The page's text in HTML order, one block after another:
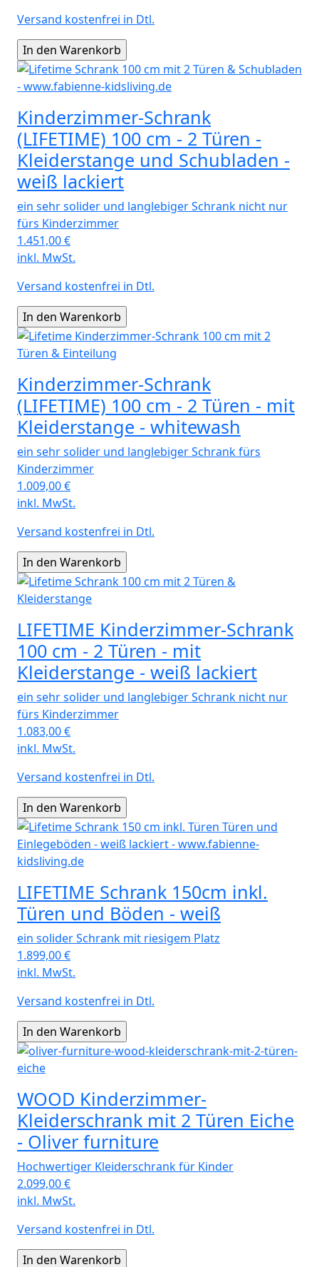
Versand kostenfrei in Dtl.
Kinderzimmer-Schrank
(LIFETIME) 100 cm - 2 Türen -
Kleiderstange und Schubladen -
weiß lackiert
ein sehr solider und langlebiger Schrank nicht nur
fürs Kinderzimmer
1.451,00€
inkl. MwSt.
Versand kostenfrei in Dtl.
Kinderzimmer-Schrank
(LIFETIME) 100 cm - 2 Türen - mit
Kleiderstange - whitewash
ein sehr solider und langlebiger Schrank fürs
Kinderzimmer
1.009,00€
inkl. MwSt.
Versand kostenfrei in Dtl.
LIFETIME Kinderzimmer-Schrank
100 cm - 2 Türen - mit
Kleiderstange - weiß lackiert
ein sehr solider und langlebiger Schrank nicht nur
fürs Kinderzimmer
1.083,00€
inkl. MwSt.
Versand kostenfrei in Dtl.
LIFETIME Schrank 150cm inkl.
Türen und Böden - weiß
ein solider Schrank mit riesigem Platz
1.899,00€
inkl. MwSt.
Versand kostenfrei in Dtl.
WOOD Kinderzimmer-
Kleiderschrank mit 2 Türen Eiche
- Oliver furniture
Hochwertiger Kleiderschrank für Kinder
2.099,00€
inkl. MwSt.
Versand kostenfrei in Dtl.